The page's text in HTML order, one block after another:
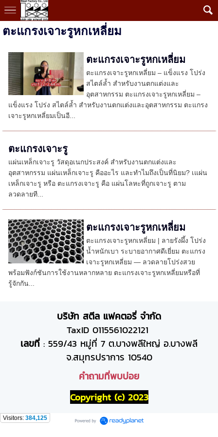
ตะแกรงเจาะรูหกเหลี่ยม
ตะแกรงเจาะรูหกเหลี่ยม
ตะแกรงเจาะรูหกเหลี่ยม – แข็งแรง โปร่ง
สไตล์ล้ำ สำหรับงานตกแต่งและ
อุตสาหกรรม ตะแกรงเจาะรูหกเหลี่ยม –
แข็งแรง โปร่ง สไตล์ล้ำ สำหรับงานตกแต่งและอุตสาหกรรม ตะแกรง
เจาะรูหกเหลี่ยมเป็นอี...
ตะแกรงเจาะรู
แผ่นเหล็กเจาะรู วัสดุอเนกประสงค์ สำหรับงานตกแต่งและ
อุตสาหกรรม แผ่นเหล็กเจาะรู คืออะไร และทำไมถึงเป็นที่นิยม? เแผ่น
เหล็กเจาะรู หรือ ตะแกรงเจาะรู คือ แผ่นโลหะที่ถูกเจาะรู ตาม
ลวดลายที...
ตะแกรงเจาะรูหกเหลี่ยม
ตะแกรงเจาะรูหกเหลี่ยม | ลายรังผึ้ง โปร่ง
น้ำหนักเบา ระบายอากาศดีเยี่ยม ตะแกรง
เจาะรูหกเหลี่ยม — ลวดลายโปร่งสวย
พร้อมฟังก์ชันการใช้งานหลากหลาย ตะแกรงเจาะรูหกเหลี่ยมหรือที่
รู้จักกัน...
บริษัท สตีล แฟคตอรี่ จำกัด
TaxID 0115561022121
เลขที่ : 559/43 หมู่ที่ 7 ต.บางพลีใหญ่ อ.บางพลี
จ.สมุทรปราการ 10540
คำถามที่พบบ่อย
Copyright (c) 2023
Visitors: 384,125